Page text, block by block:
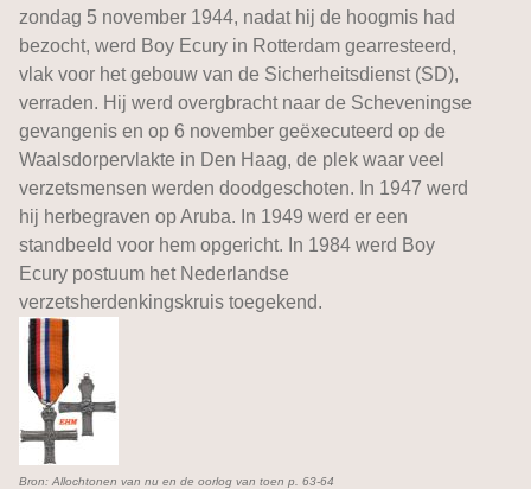
zondag 5 november 1944, nadat hij de hoogmis had
bezocht, werd Boy Ecury in Rotterdam gearresteerd,
vlak voor het gebouw van de Sicherheitsdienst (SD),
verraden. Hij werd overgbracht naar de Scheveningse
gevangenis en op 6 november geëxecuteerd op de
Waalsdorpervlakte in Den Haag, de plek waar veel
verzetsmensen werden doodgeschoten. In 1947 werd
hij herbegraven op Aruba. In 1949 werd er een
standbeeld voor hem opgericht. In 1984 werd Boy
Ecury postuum het Nederlandse
verzetsherdenkingskruis toegekend.
Bron: Allochtonen van nu en de oorlog van toen p. 63-64